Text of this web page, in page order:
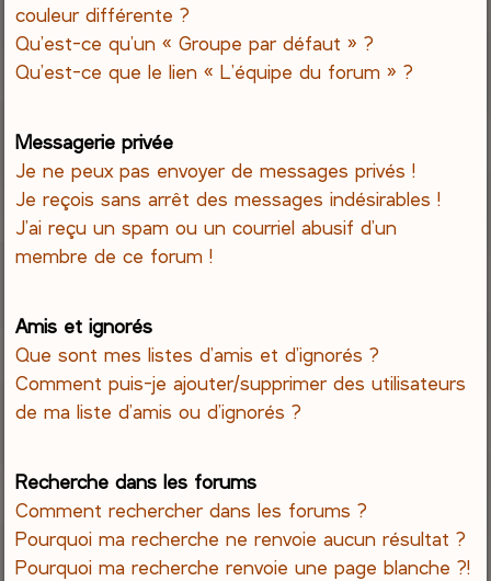
couleur différente ?
Qu’est-ce qu’un « Groupe par défaut » ?
Qu’est-ce que le lien « L’équipe du forum » ?
Messagerie privée
Je ne peux pas envoyer de messages privés !
Je reçois sans arrêt des messages indésirables !
J’ai reçu un spam ou un courriel abusif d’un
membre de ce forum !
Amis et ignorés
Que sont mes listes d’amis et d’ignorés ?
Comment puis-je ajouter/supprimer des utilisateurs
de ma liste d’amis ou d’ignorés ?
Recherche dans les forums
Comment rechercher dans les forums ?
Pourquoi ma recherche ne renvoie aucun résultat ?
Pourquoi ma recherche renvoie une page blanche ?!